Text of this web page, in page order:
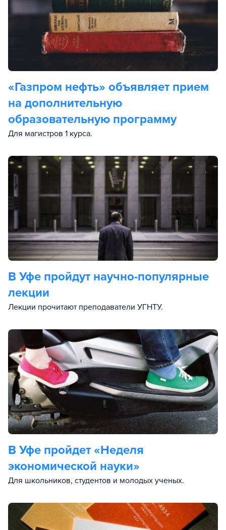
«Газпром нефть» объявляет прием
на дополнительную
образовательную программу
Для магистров 1 курса.
В Уфе пройдут научно-популярные
лекции
Лекции прочитают преподаватели УГНТУ.
В Уфе пройдет «Неделя
экономической науки»
Для школьников, студентов и молодых ученых.